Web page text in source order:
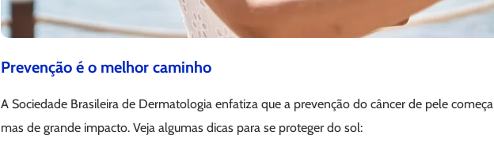
Prevenção é o melhor caminho
A Sociedade Brasileira de Dermatologia enfatiza que a prevenção do câncer de pele
mas de grande impacto. Veja algumas dicas para se proteger do sol: